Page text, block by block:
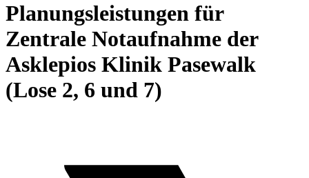
Planungsleistungen für
Zentrale Notaufnahme der
Asklepios Klinik Pasewalk
(Lose 2, 6 und 7)